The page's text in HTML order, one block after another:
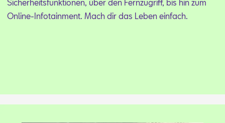
Si­cher­heits­funk­tio­nen, über den Fern­zu­griff, bis hin zum
On­line-In­fo­tain­ment. Mach dir das Le­ben ein­fach.